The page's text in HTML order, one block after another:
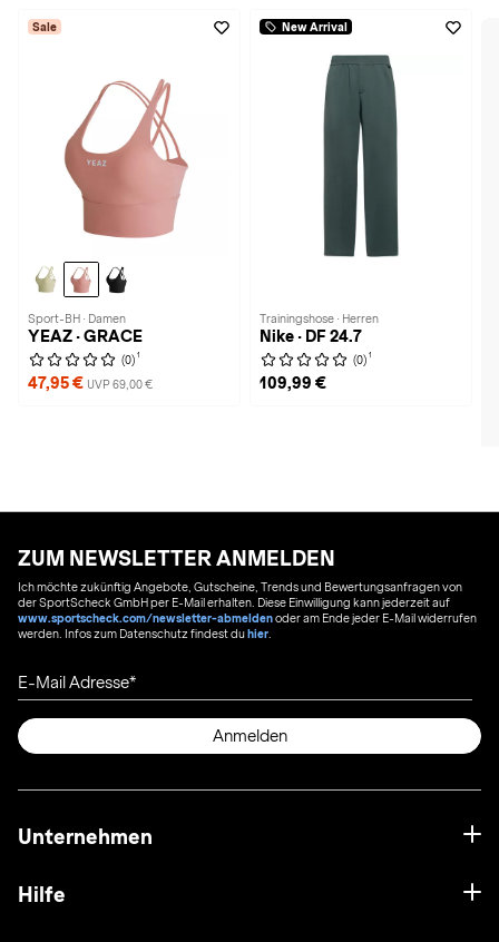
Sale
Sport-BH · Damen
YEAZ · GRACE
(0) 1
47,95 € UVP 69,00 €
New Arrival
Trainingshose · Herren
Nike · DF 24.7
(0) 1
109,99 €
ZUM NEWSLETTER ANMELDEN
Ich möchte zukünftig Angebote, Gutscheine, Trends und Bewertungsanfragen von
der SportScheck GmbH per E-Mail erhalten. Diese Einwilligung kann jederzeit auf
www.sportscheck.com/newsletter-abmeldenoder am Ende jeder E-Mail widerrufen
werden. Infos zum Datenschutz findest duhier
E-Mail Adresse
Anmelden
Unternehmen
Hilfe